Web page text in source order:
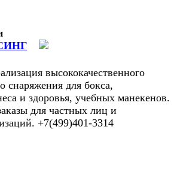
высококачественного
снаряжения для бокса,
и здоровья, учебных манекенов.
для частных лиц и
+7(499)401-3314